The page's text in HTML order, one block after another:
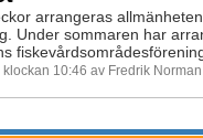
arrangeras
Under sommaren har
10:46 av Fredrik